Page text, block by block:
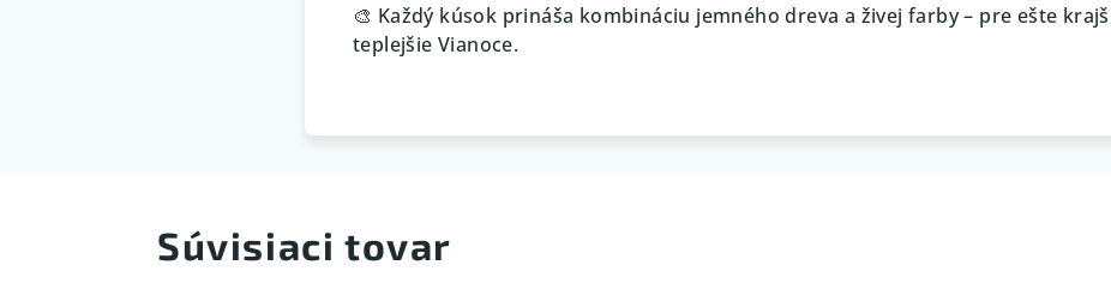
🎨 Každý kúsok prináša kombináciu jemného dreva a živej farby – pre ešte
teplejšie Vianoce.
Súvisiaci tovar